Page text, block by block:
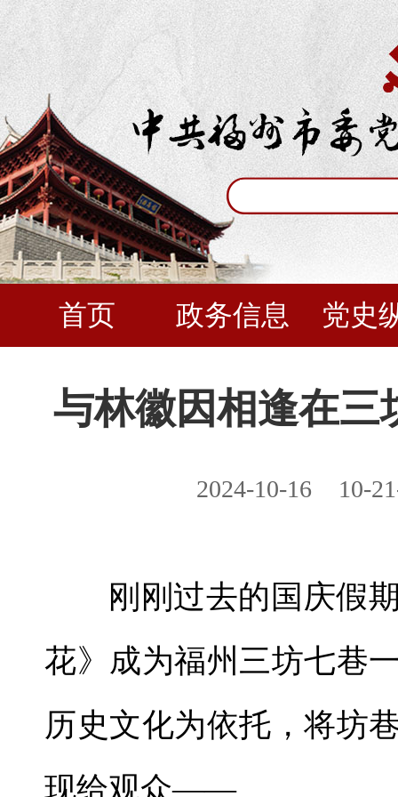
首页 政务信息 党史
与林徽因相逢在三
2024-10-16 10-
刚刚过去的国庆假
花》成为福州三坊七巷
历史文化为依托，将坊
现给观众——